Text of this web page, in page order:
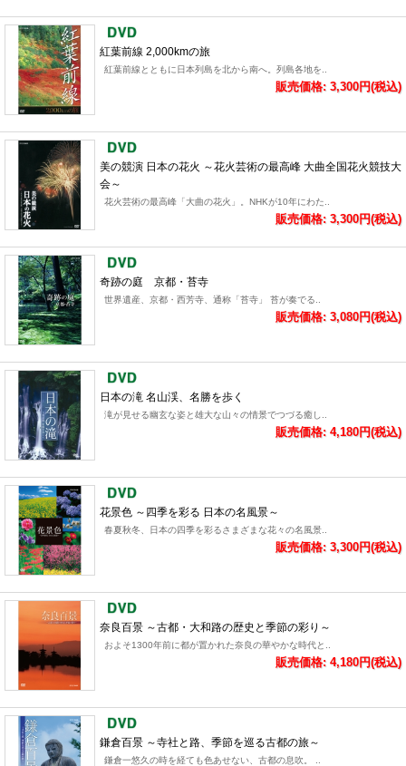
紅葉前線 2,000kmの旅
紅葉前線とともに日本列島を北から南へ。列島各地を..
販売価格: 3,300円(税込)
美の競演 日本の花火 ～花火芸術の最高峰 大曲全国花火競技大
会～
花火芸術の最高峰「大曲の花火」。NHKが10年にわた..
販売価格: 3,300円(税込)
奇跡の庭 京都・苔寺
世界遺産、京都・西芳寺、通称「苔寺」 苔が奏でる..
販売価格: 3,080円(税込)
日本の滝 名山渓、名勝を歩く
滝が見せる幽玄な姿と雄大な山々の情景でつづる癒し..
販売価格: 4,180円(税込)
花景色 ～四季を彩る 日本の名風景～
春夏秋冬、日本の四季を彩るさまざまな花々の名風景..
販売価格: 3,300円(税込)
奈良百景 ～古都・大和路の歴史と季節の彩り～
およそ1300年前に都が置かれた奈良の華やかな時代と..
販売価格: 4,180円(税込)
鎌倉百景 ～寺社と路、季節を巡る古都の旅～
鎌倉一悠久の時を経ても色あせない、古都の息吹。 ..